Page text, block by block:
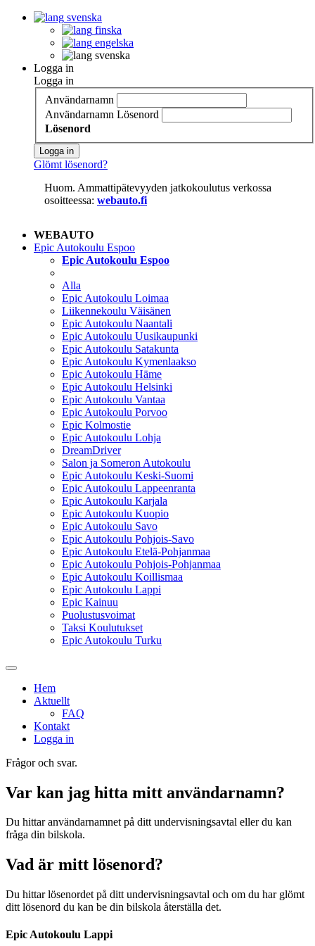
svenska
finska
engelska
svenska
Logga in
Logga in
Användarnamn
Användarnamn Lösenord
Lösenord
Logga in
Glömt lösenord?
Huom. Ammattipätevyyden jatkokoulutus verkossa
osoitteessa: webauto.fi
WEBAUTO
Epic Autokoulu Espoo
Epic Autokoulu Espoo
Alla
Epic Autokoulu Loimaa
Liikennekoulu Väisänen
Epic Autokoulu Naantali
Epic Autokoulu Uusikaupunki
Epic Autokoulu Satakunta
Epic Autokoulu Kymenlaakso
Epic Autokoulu Häme
Epic Autokoulu Helsinki
Epic Autokoulu Vantaa
Epic Autokoulu Porvoo
Epic Kolmostie
Epic Autokoulu Lohja
DreamDriver
Salon ja Someron Autokoulu
Epic Autokoulu Keski-Suomi
Epic Autokoulu Lappeenranta
Epic Autokoulu Karjala
Epic Autokoulu Kuopio
Epic Autokoulu Savo
Epic Autokoulu Pohjois-Savo
Epic Autokoulu Etelä-Pohjanmaa
Epic Autokoulu Pohjois-Pohjanmaa
Epic Autokoulu Koillismaa
Epic Autokoulu Lappi
Epic Kainuu
Puolustusvoimat
Taksi Koulutukset
Epic Autokoulu Turku
Hem
Aktuellt
FAQ
Kontakt
Logga in
Frågor och svar.
Var kan jag hitta mitt användarnamn?
Du hittar användarnamnet på ditt undervisningsavtal eller du kan
fråga din bilskola.
Vad är mitt lösenord?
Du hittar lösenordet på ditt undervisningsavtal och om du har glömt
ditt lösenord du kan be din bilskola återställa det.
Epic Autokoulu Lappi